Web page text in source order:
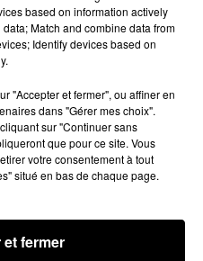
première édition de
au 20 septembre 2026 au
Voir plus
based on information actively
Match and combine data from
Identify devices based on
"Accepter et fermer", ou affiner en
dans "Gérer mes choix".
sur "Continuer sans
que pour ce site. Vous
votre consentement à tout
situé en bas de chaque page.
fermer